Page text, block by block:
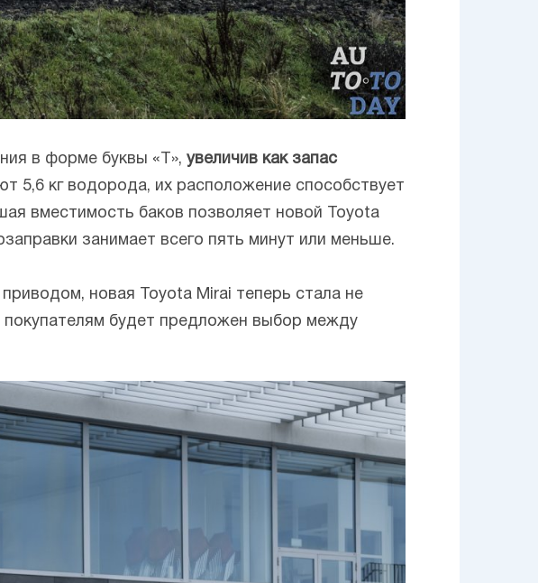
в форме буквы «Т», увеличив как запас
5,6 кг водорода, их расположение способствует
вместимость баков позволяет новой Toyota
занимает всего пять минут или меньше.
новая Toyota Mirai теперь стала не
покупателям будет предложен выбор между